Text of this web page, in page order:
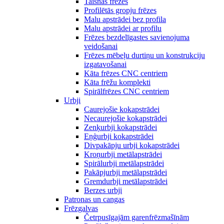
Profilētās gropju frēzes
Malu apstrādei bez profila
Malu apstrādei ar profilu
Frēzes bezdelīgastes savienojuma
veidošanai
Frēzes mēbeļu durtiņu un konstrukciju
izgatavošanai
Kāta frēzes CNC centriem
Kāta frēžu komplekti
Spirālfrēzes CNC centriem
Urbji
Caurejošie kokapstrādei
Necaurejošie kokapstrādei
Zenķurbji kokapstrādei
Eņģurbji kokapstrādei
Divpakāpju urbji kokapstrādei
Kroņurbji metālapstrādei
Spirālurbji metālapstrādei
Pakāpjurbji metālapstrādei
Gremdurbji metālapstrādei
Berzes urbji
Patronas un cangas
Frēzgalvas
Četrpusīgajām garenfrēzmašīnām